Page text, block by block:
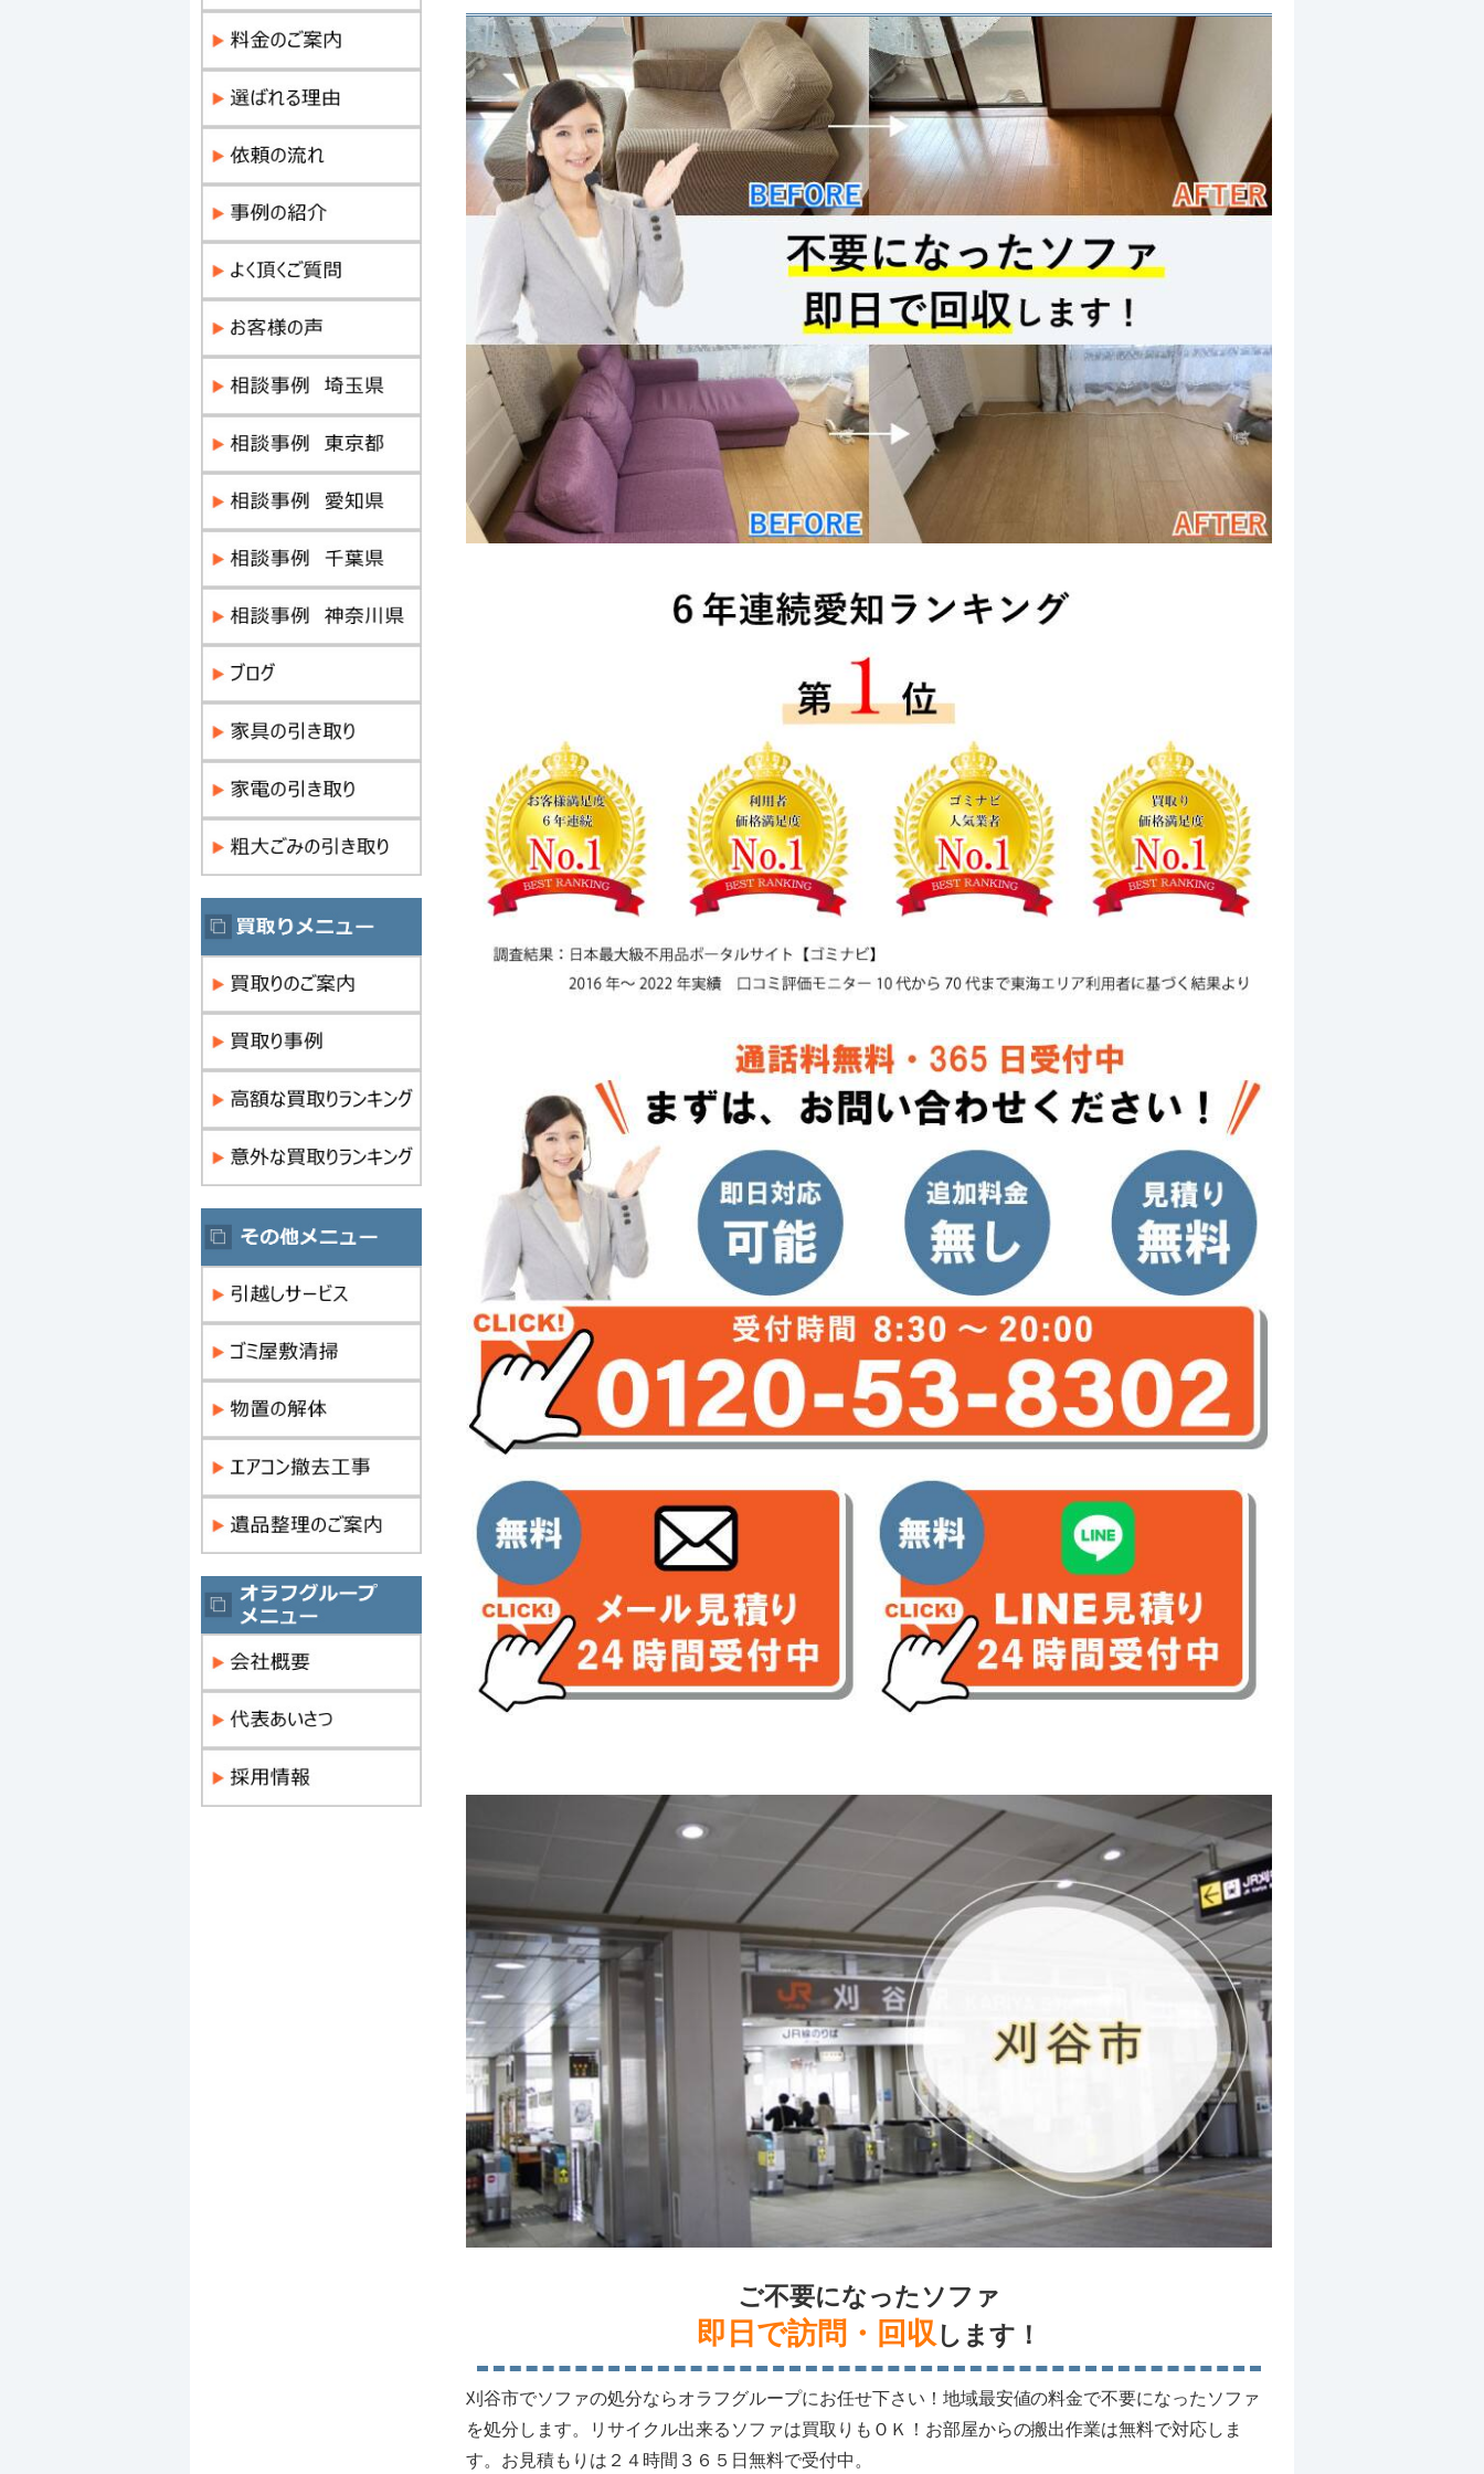
ご不要になったソファ
即日で訪問・回収します！
刈谷市でソファの処分ならオラフグループにお任せ下さい！地域最安値の料金で不要になったソファ
を処分します。リサイクル出来るソファは買取りもＯＫ！お部屋からの搬出作業は無料で対応しま
す。お見積もりは２４時間３６５日無料で受付中。